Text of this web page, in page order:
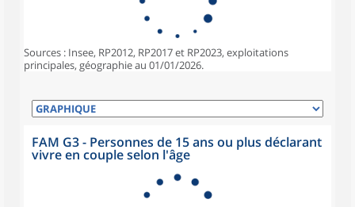
Sources : Insee, RP2012, RP2017 et RP2023, exploitations
principales, géographie au 01/01/2026.
FAM G3 - Personnes de 15 ans ou plus déclarant
vivre en couple selon l'âge